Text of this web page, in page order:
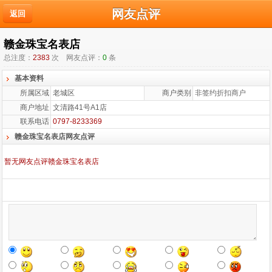
返回 网友点评
赣金珠宝名表店
总注度： 2383 次 网友点评： 0 条
基本资料
所属区域 老城区 商户类别
非签约折扣商户
商户地址 文清路41号A1店
联系电话 0797-8233369
赣金珠宝名表店网友点评
暂无网友点评赣金珠宝名表店